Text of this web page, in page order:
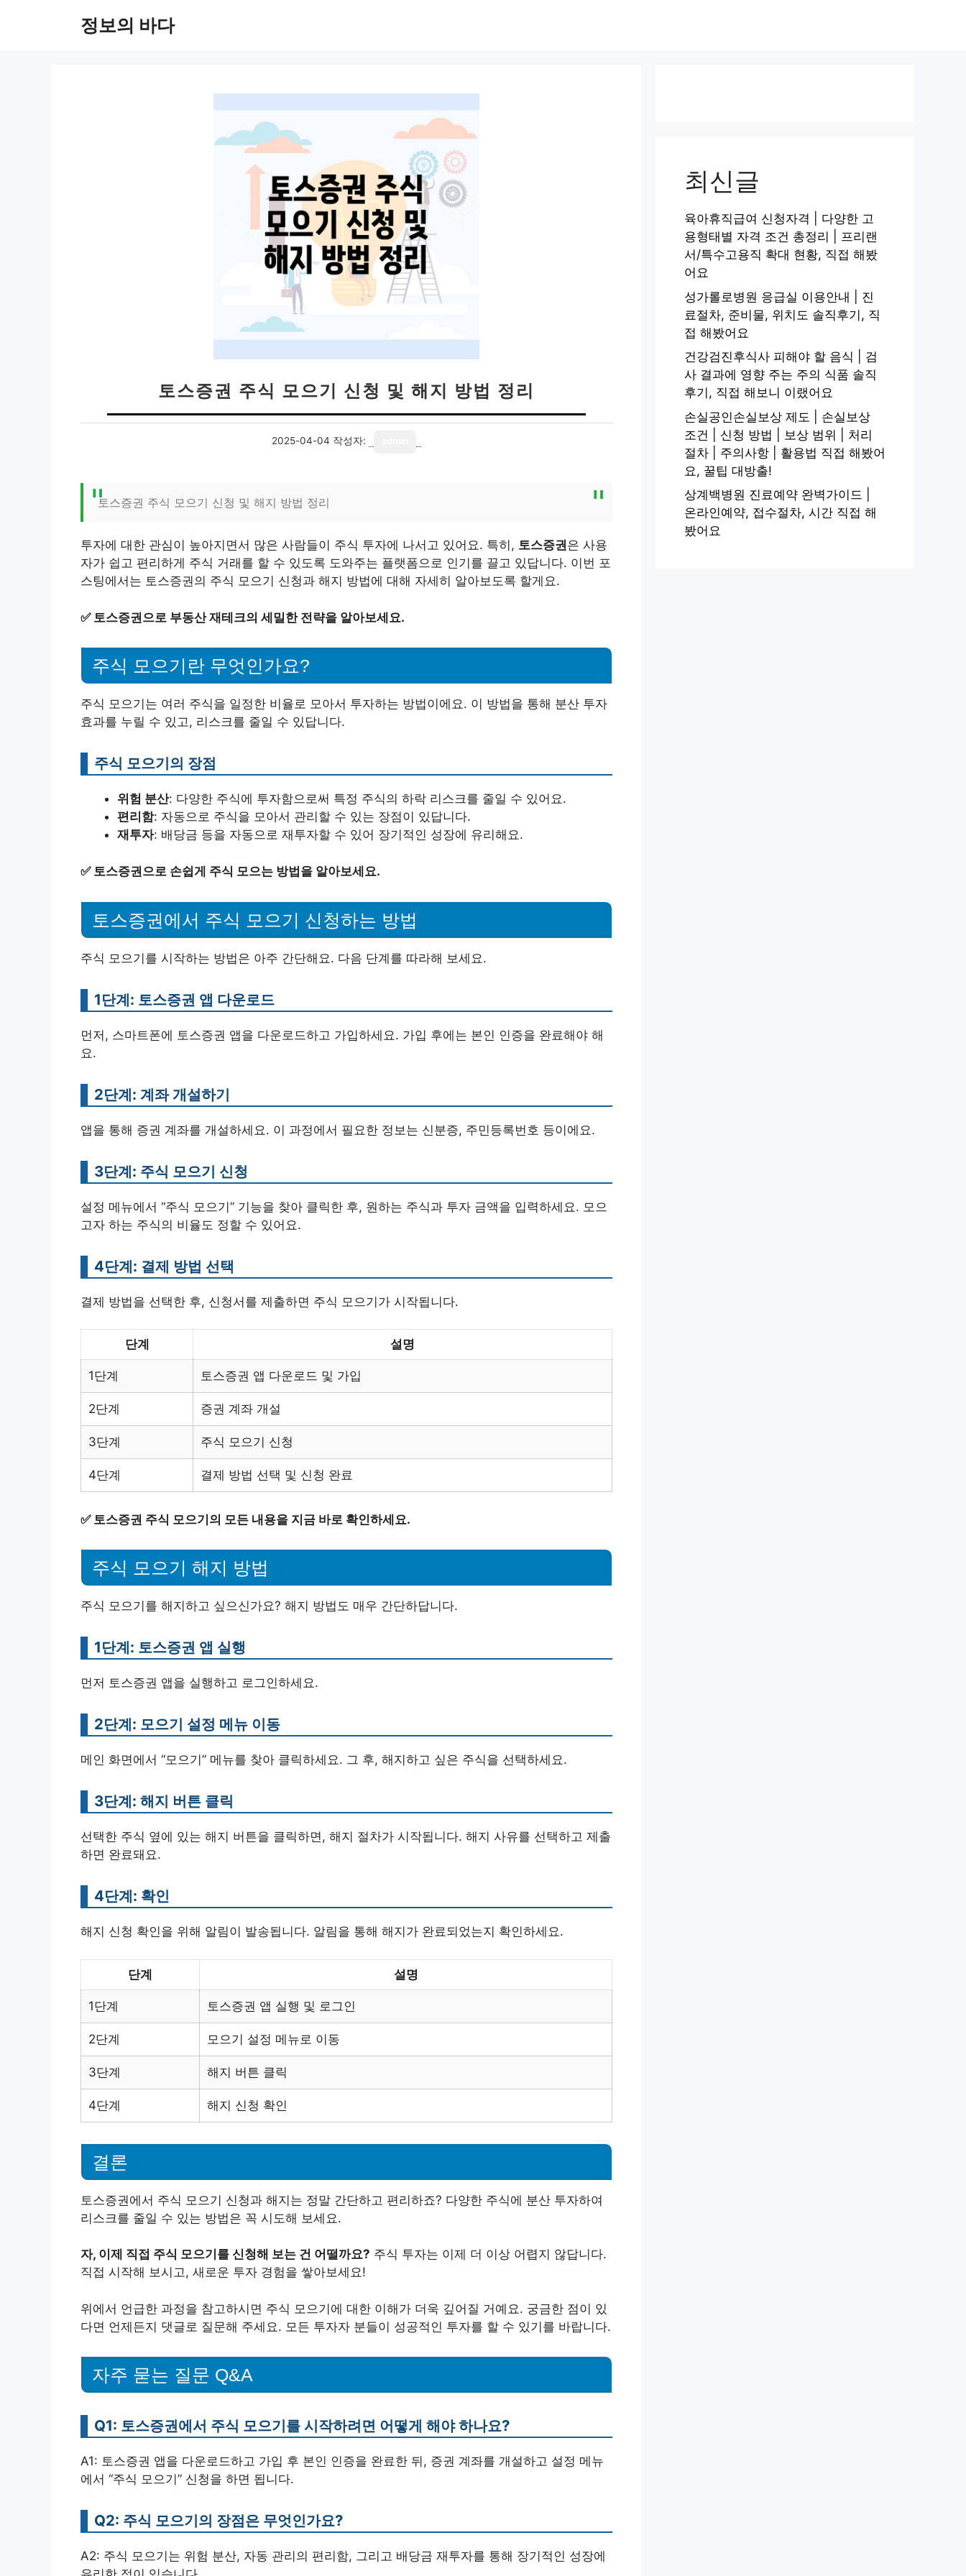
정보의 바다
토스증권 주식 모으기 신청 및 해지 방법 정리
2025-04-04 작성자:
토스증권 주식 모으기 신청 및 해지 방법 정리
투자에 대한 관심이 높아지면서 많은 사람들이 주식 투자에 나서고 있어요. 특히, 토스증권은 사용
자가 쉽고 편리하게 주식 거래를 할 수 있도록 도와주는 플랫폼으로 인기를 끌고 있답니다. 이번 포
스팅에서는 토스증권의 주식 모으기 신청과 해지 방법에 대해 자세히 알아보도록 할게요.
✅ 토스증권으로 부동산 재테크의 세밀한 전략을 알아보세요.
주식 모으기란 무엇인가요?
주식 모으기는 여러 주식을 일정한 비율로 모아서 투자하는 방법이에요. 이 방법을 통해 분산 투자
효과를 누릴 수 있고, 리스크를 줄일 수 있답니다.
주식 모으기의 장점
위험 분산: 다양한 주식에 투자함으로써 특정 주식의 하락 리스크를 줄일 수 있어요.
편리함: 자동으로 주식을 모아서 관리할 수 있는 장점이 있답니다.
재투자: 배당금 등을 자동으로 재투자할 수 있어 장기적인 성장에 유리해요.
✅ 토스증권으로 손쉽게 주식 모으는 방법을 알아보세요.
토스증권에서 주식 모으기 신청하는 방법
주식 모으기를 시작하는 방법은 아주 간단해요. 다음 단계를 따라해 보세요.
1단계: 토스증권 앱 다운로드
먼저, 스마트폰에 토스증권 앱을 다운로드하고 가입하세요. 가입 후에는 본인 인증을 완료해야 해
요.
2단계: 계좌 개설하기
앱을 통해 증권 계좌를 개설하세요. 이 과정에서 필요한 정보는 신분증, 주민등록번호 등이에요.
3단계: 주식 모으기 신청
설정 메뉴에서 “주식 모으기” 기능을 찾아 클릭한 후, 원하는 주식과 투자 금액을 입력하세요. 모으
고자 하는 주식의 비율도 정할 수 있어요.
4단계: 결제 방법 선택
결제 방법을 선택한 후, 신청서를 제출하면 주식 모으기가 시작됩니다.
단계 설명
1단계 토스증권 앱 다운로드 및 가입
2단계 증권 계좌 개설
3단계 주식 모으기 신청
4단계 결제 방법 선택 및 신청 완료
✅ 토스증권 주식 모으기의 모든 내용을 지금 바로 확인하세요.
주식 모으기 해지 방법
주식 모으기를 해지하고 싶으신가요? 해지 방법도 매우 간단하답니다.
1단계: 토스증권 앱 실행
먼저 토스증권 앱을 실행하고 로그인하세요.
2단계: 모으기 설정 메뉴 이동
메인 화면에서 “모으기” 메뉴를 찾아 클릭하세요. 그 후, 해지하고 싶은 주식을 선택하세요.
3단계: 해지 버튼 클릭
선택한 주식 옆에 있는 해지 버튼을 클릭하면, 해지 절차가 시작됩니다. 해지 사유를 선택하고 제출
하면 완료돼요.
4단계: 확인
해지 신청 확인을 위해 알림이 발송됩니다. 알림을 통해 해지가 완료되었는지 확인하세요.
단계 설명
1단계 토스증권 앱 실행 및 로그인
2단계 모으기 설정 메뉴로 이동
3단계 해지 버튼 클릭
4단계 해지 신청 확인
결론
토스증권에서 주식 모으기 신청과 해지는 정말 간단하고 편리하죠? 다양한 주식에 분산 투자하여
리스크를 줄일 수 있는 방법은 꼭 시도해 보세요.
자, 이제 직접 주식 모으기를 신청해 보는 건 어떨까요? 주식 투자는 이제 더 이상 어렵지 않답니다.
직접 시작해 보시고, 새로운 투자 경험을 쌓아보세요!
위에서 언급한 과정을 참고하시면 주식 모으기에 대한 이해가 더욱 깊어질 거예요. 궁금한 점이 있
다면 언제든지 댓글로 질문해 주세요. 모든 투자자 분들이 성공적인 투자를 할 수 있기를 바랍니다.
자주 묻는 질문 Q&A
Q1: 토스증권에서 주식 모으기를 시작하려면 어떻게 해야 하나요?
A1: 토스증권 앱을 다운로드하고 가입 후 본인 인증을 완료한 뒤, 증권 계좌를 개설하고 설정 메뉴
에서 “주식 모으기” 신청을 하면 됩니다.
Q2: 주식 모으기의 장점은 무엇인가요?
A2: 주식 모으기는 위험 분산, 자동 관리의 편리함, 그리고 배당금 재투자를 통해 장기적인 성장에
최신글
육아휴직급여 신청자격 | 다양한 고
용형태별 자격 조건 총정리 | 프리랜
서/특수고용직 확대 현황, 직접 해봤
어요
성가롤로병원 응급실 이용안내 | 진
료절차, 준비물, 위치도 솔직후기, 직
접 해봤어요
건강검진후식사 피해야 할 음식 | 검
사 결과에 영향 주는 주의 식품 솔직
후기, 직접 해보니 이랬어요
손실공인손실보상 제도 | 손실보상
조건 | 신청 방법 | 보상 범위 | 처리
절차 | 주의사항 | 활용법 직접 해봤어
요, 꿀팁 대방출!
상계백병원 진료예약 완벽가이드 |
온라인예약, 접수절차, 시간 직접 해
봤어요